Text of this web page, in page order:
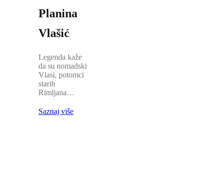
Planina
Vlašić
Legenda kaže
da su nomadski
Vlasi, potomci
starih
Rimljana…
Saznaj više